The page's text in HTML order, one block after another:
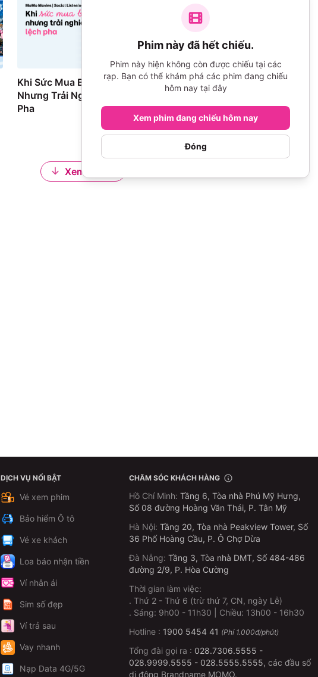
Khi Sức Mua Bùng Nổ
Nhưng Trải Nghiệm Bị Lệch
Pha
The Art of Sarah (2026):
Review & Phân Tích Toàn
Diện
lượt xem
Xem thêm
DỊCH VỤ NỔI BẬT
Vé xem phim
Bảo hiểm Ô tô
Vé xe khách
Loa báo nhận tiền
Ví nhân ái
Sim số đẹp
Ví trả sau
Vay nhanh
Nạp Data 4G/5G
CHĂM SÓC KHÁCH HÀNG
Hồ Chí Minh: Tầng 6, Tòa nhà Phú Mỹ Hưng,
Số 08 đường Hoàng Văn Thái, P. Tân Mỹ
Hà Nội: Tầng 20, Tòa nhà Peakview Tower, Số
36 Phố Hoàng Cầu, P. Ô Chợ Dừa
Đà Nẵng: Tầng 3, Tòa nhà DMT, Số 484-486
đường 2/9, P. Hòa Cường
Thời gian làm việc:
. Thứ 2 - Thứ 6 (trừ thứ 7, CN, ngày Lễ)
. Sáng: 9h00 - 11h30 | Chiều: 13h00 - 16h30
Hotline : 1900 5454 41 (Phí 1.000đ/phút)
Tổng đài gọi ra : 028.7306.5555 -
028.9999.5555 - 028.5555.5555, các đầu số
di động Brandname MOMO.
Phim này đã hết chiếu.
Phim này hiện không còn được chiếu tại các
rạp. Bạn có thể khám phá các phim đang chiếu
hôm nay tại đây
Xem phim đang chiếu hôm nay
Đóng